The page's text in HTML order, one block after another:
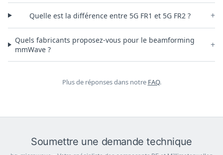
Quelle est la différence entre 5G FR1 et 5G FR2 ? +
Quels fabricants proposez-vous pour le beamforming
mmWave ?
+
Plus de réponses dans notre FAQ.
Soumettre une demande technique